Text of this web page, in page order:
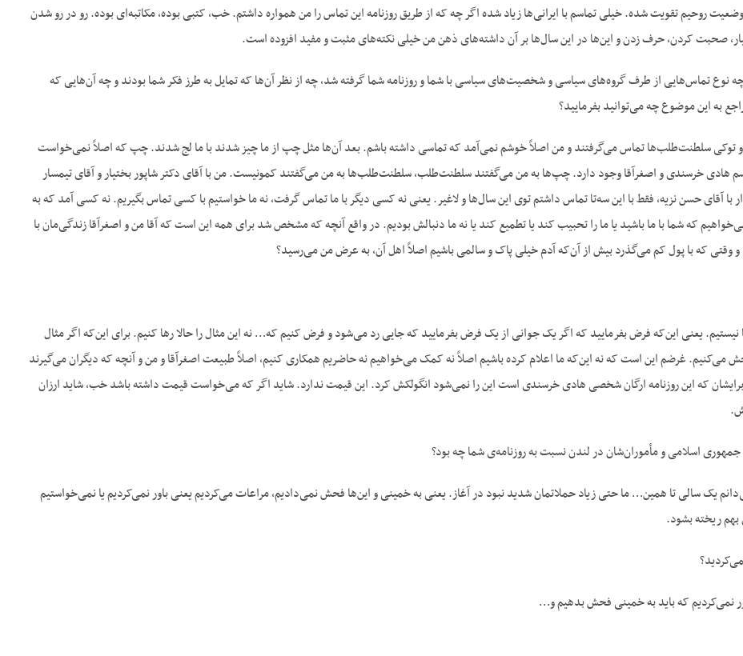
روحیم تقویت شده. خیلی تماسم با ایرانی‌ها زیاد شده اگر چه که از طریق روزنامه این تماس را من همواره داشتم. خب، کتبی بوده، مکاتبه‌ای بوده. رو در رو شدن
صحبت کردن، حرف زدن و این‌ها در این سال‌ها بر آن داشته‌های ذهن من خیلی نکته‌های مثبت و مفید افزوده است.
تماس‌هایی از طرف گروه‌های سیاسی و شخصیت‌های سیاسی با شما و روزنامه شما گرفته شد، چه از نظر آن‌ها که تمایل به طرز فکر شما بودند و چه آن‌هایی که
به این موضوع چه می‌توانید بفرمایید؟
توکی سلطنت‌طلب‌ها تماس می‌گرفتند و من اصلاً خوشم نمی‌آمد که تماسی داشته باشم. بعد آن‌ها مثل چپ از ما چیز شدند با ما لج شدند. چپ که اصلاً نمی‌خواست
هادی خرسندی و اصغرآقا وجود دارد. چپ‌ها به من می‌گفتند سلطنت‌طلب، سلطنت‌طلب‌ها به من می‌گفتند کمونیست. من با آقای دکتر شاپور بختیار و آقای تیمسار
آقای حسن نزیه، فقط با این سه‌تا تماس داشتم توی این سال‌ها و لاغیر. یعنی نه کسی دیگر با ما تماس گرفت، نه ما خواستیم با کسی تماس بگیریم. نه کسی آمد که به
که شما با ما باشید یا ما را تحبیب کند یا تطمیع کند یا نه ما دنبالش بودیم. در واقع آنچه که مشخص شد برای همه این است که آقا من و اصغرآقا زندگی‌مان با
وقتی که با پول کم می‌گذرد بیش از آن‌که آدم خیلی پاک و سالمی باشیم اصلاً اهل آن، به عرض من می‌رسید؟
یعنی این‌که فرض بفرمایید که اگر یک جوانی از یک فرض بفرمایید که جایی رد می‌شود و فرض کنیم که… نه این مثال را حالا رها کنیم. برای این‌که اگر مثال
می‌کنیم. غرضم این است که نه این‌که ما اعلام کرده باشیم اصلاً نه کمک می‌خواهیم نه حاضریم همکاری کنیم، اصلاً طبیعت اصغرآقا و من و آنچه که دیگران می‌گیرند
که این روزنامه ارگان شخصی هادی خرسندی است این را نمی‌شود انگولکش کرد. این قیمت ندارد. شاید اگر که می‌خواست قیمت داشته باشد خب، شاید ارزان
اسلامی و مأموران‌شان در لندن نسبت به روزنامه‌ی شما چه بود؟
یک سالی تا همین… ما حتی زیاد حملاتمان شدید نبود در آغاز. یعنی به خمینی و این‌ها فحش نمی‌دادیم، مراعات می‌کردیم یعنی باور نمی‌کردیم یا نمی‌خواستیم
ریخته بشود.
نمی‌کردیم که باید به خمینی فحش بدهیم و…